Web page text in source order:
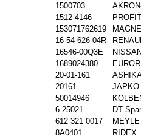
1500703
1512-4146
PROFIT
153071762619
16 54 626 04R
16546-00Q3E
NISSAN
1689024380
20-01-161
20161
JAPKO
50014946
6.25021
DT
612 321 0017
MEYLE
8A0401
RIDEX